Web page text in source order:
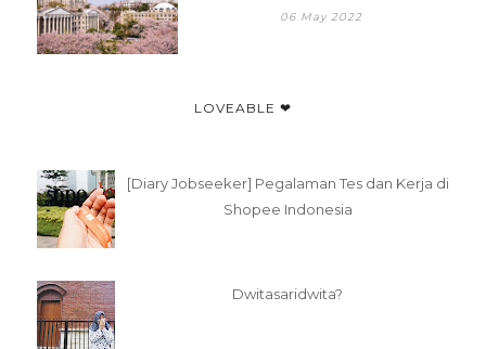
06 May 2022
LOVEABLE ❤
[Diary Jobseeker] Pegalaman Tes dan Kerja di
Shopee Indonesia
Dwitasaridwita?